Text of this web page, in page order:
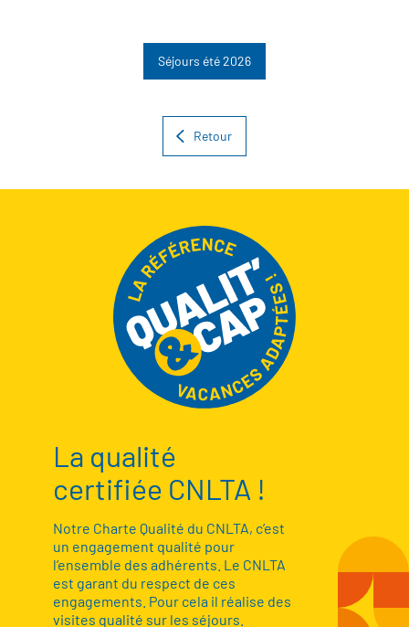
Séjours été 2026
Retour
La qualité
certifiée CNLTA !
Notre Charte Qualité du CNLTA, c’est
un engagement qualité pour
l’ensemble des adhérents. Le CNLTA
est garant du respect de ces
engagements. Pour cela il réalise des
visites qualité sur les séjours.